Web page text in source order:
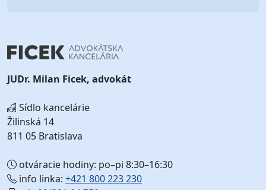
JUDr. Milan Ficek, advokát
Sídlo kancelárie
Žilinská 14
811 05 Bratislava
otváracie hodiny: po–pi 8:30–16:30
info linka: +421 800 223 230